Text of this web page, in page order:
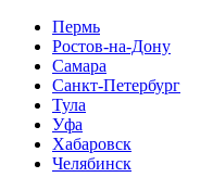
Пермь
Ростов-на-Дону
Самара
Санкт-Петербург
Тула
Уфа
Хабаровск
Челябинск